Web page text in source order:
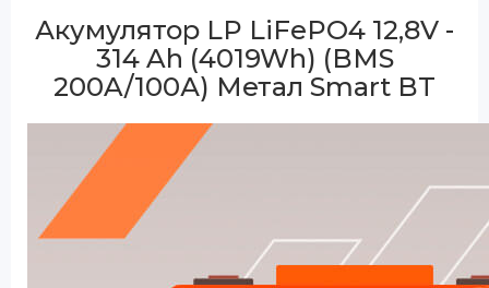
Акумулятор LP LiFePO4 12,8V -
314 Ah (4019Wh) (BMS
200A/100А) Метал Smart BT